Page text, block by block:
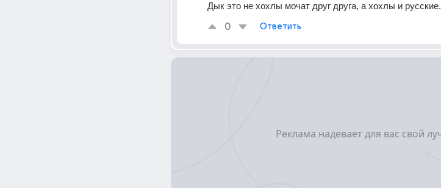
Дык это не хохлы мочат друг друга, а хохлы и русские.
0 Ответить